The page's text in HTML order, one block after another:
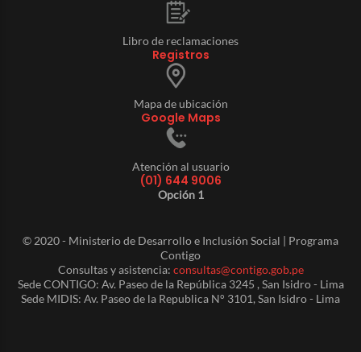
Libro de reclamaciones
Registros
Mapa de ubicación
Google Maps
Atención al usuario
(01) 644 9006
Opción 1
© 2020 - Ministerio de Desarrollo e Inclusión Social | Programa
Contigo
Consultas y asistencia: consultas@contigo.gob.pe
Sede CONTIGO: Av. Paseo de la República 3245 , San Isidro - Lima
Sede MIDIS: Av. Paseo de la Republica N° 3101, San Isidro - Lima